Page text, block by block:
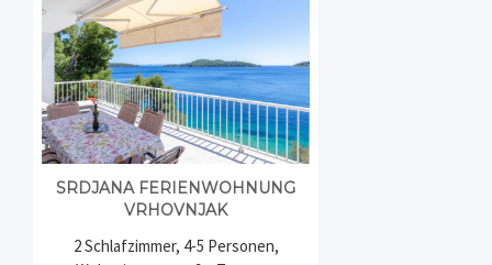
SRDJANA FERIENWOHNUNG
VRHOVNJAK
2 Schlafzimmer, 4-5 Personen,